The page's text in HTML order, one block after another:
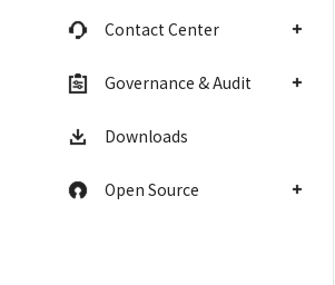
Contact Center
Governance & Audit
Downloads
Open Source